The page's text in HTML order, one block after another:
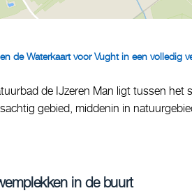
de Waterkaart voor Vught in een volledig
de IJzeren Man ligt tussen het
gebied, middenin in
in de buurt